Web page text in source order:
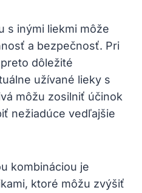
s inými liekmi môže
a bezpečnosť. Pri
dôležité
užívané lieky s
môžu zosilniť účinok
nežiadúce vedľajšie
kombináciou je
ktoré môžu zvýšiť